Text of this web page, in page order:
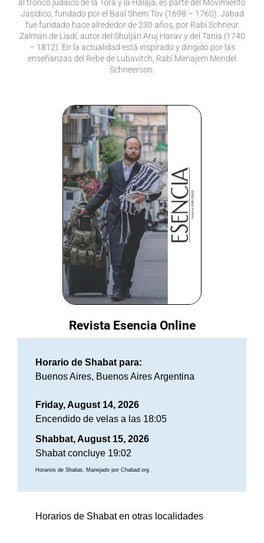
al tronco judaico de la Torá y la Halajá, es parte del Movimiento
Jasídico, fundado por el Baal Shem Tov (1698 – 1760). Jabad
fue fundado hace alrededor de 230 años, por Rabí Schneur
Zalman de Liadí, autor del Shulján Aruj Harav y del Tania (1740
– 1812). En la actualidad está inspirado y dirigido por las
enseñanzas del Rebe de Lubavitch, Rabí Menajem Mendel
Schneerson.
Revista Esencia Online
Horario de Shabat para:
Buenos Aires, Buenos Aires Argentina
Friday, August 14, 2026
Encendido de velas a las 18:05
Shabbat, August 15, 2026
Shabat concluye 19:02
Horarios de Shabat, Manejado por Chabad.org
Horarios de Shabat en otras localidades